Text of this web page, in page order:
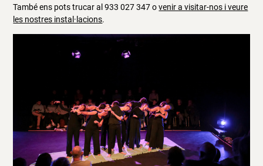
També ens pots trucar al 933 027 347 ovenir a visitar-nos i veure
les nostres instal·lacions.